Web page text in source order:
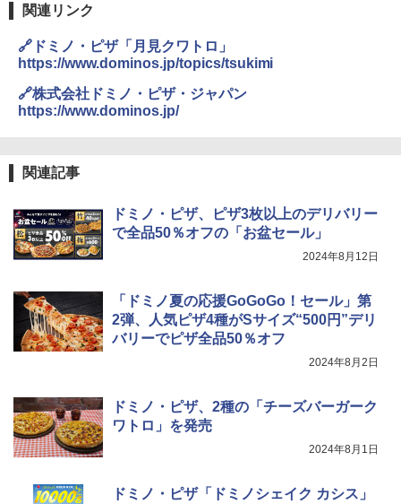
ーリングストック 大人買い おやつカン
パニー
￥1,288
￥2,885
ーフードヌードル 高たんぱく&低糖質 さ
らに塩分控えめ 78g×12個
￥2,885
【セット買い】 [山善] スチームオーブン
レンジ 省エネ 高効率 15L 一人暮らし 二
人暮らし フラットテーブル グレー YRZ-
WF150TV(H) + 炊飯器 5.5合 マイコン式
4
TOSHIBA(東芝) スチームオーブンレン
0℃ 1段調理 フラットテーブル 電子レン
お手入れ 小型 新生活 一人暮らし 二人暮
らし ファミリー
￥34,266
5
シャープ ウォーターオーブン ヘルシオ
AX-XJ1-B ブラック 30L 2段調理 コンベ
クション トースト機能
関連リンク
🔗ドミノ・ピザ「月見クワトロ」
https://www.dominos.jp/topics/tsukimi
🔗株式会社ドミノ・ピザ・ジャパン
https://www.dominos.jp/
関連記事
ドミノ・ピザ、ピザ3枚以上のデリバリー
で全品50％オフの「お盆セール」
2024年8月12日
「ドミノ夏の応援GoGoGo！セール」第
2弾、人気ピザ4種がSサイズ“500円”デリ
バリーでピザ全品50％オフ
2024年8月2日
ドミノ・ピザ、2種の「チーズバーガーク
ワトロ」を発売
2024年8月1日
ドミノ・ピザ「ドミノシェイク カシス」